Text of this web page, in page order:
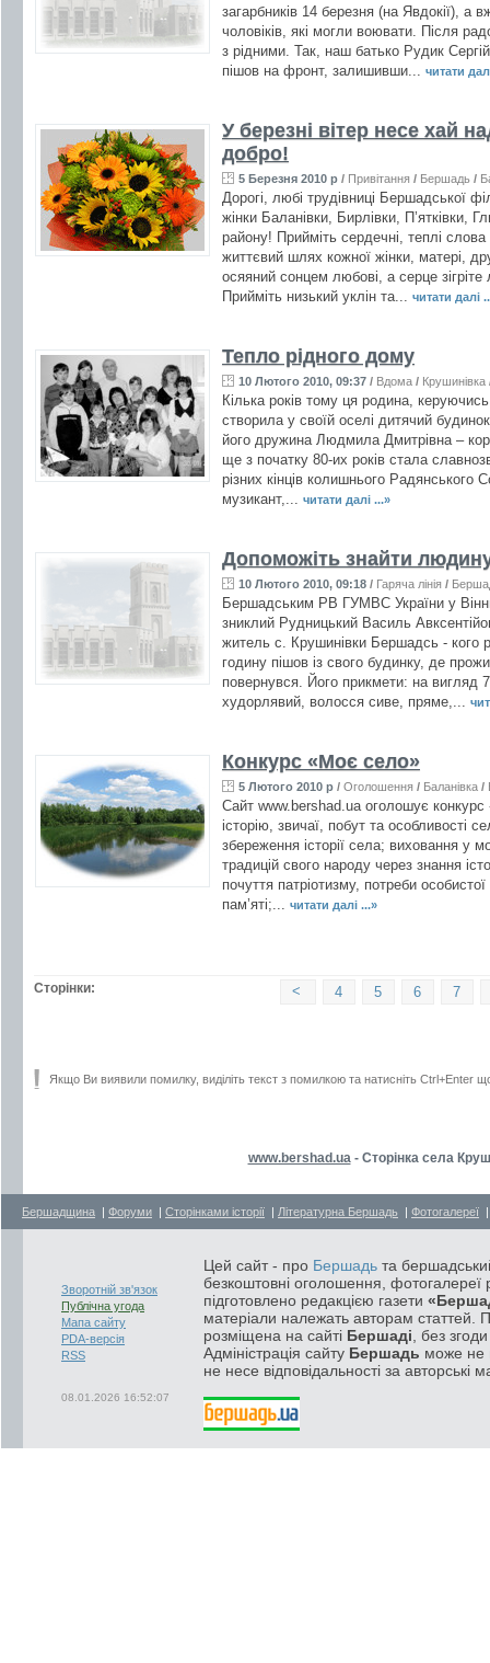
загарбників 14 березня (на Явдокії), а
чоловіків, які могли воювати. Після
з рідними. Так, наш батько Рудик
пішов на фронт, залишивши... читати
У березні вітер несе хай
добро!
5 Березня 2010 р / Привітання / Бершадь /
Дорогі, любі трудівниці Бершадської
жінки Баланівки, Бирлівки, П’ятківки,
району! Прийміть сердечні, теплі
життєвий шлях кожної жінки, матері,
осяяний сонцем любові, а серце
Прийміть низький уклін та... читати далі
Тепло рідного дому
10 Лютого 2010, 09:37 / Вдома / Крушинівка
Кілька років тому ця родина,
створила у своїй оселі дитячий
його дружина Людмила Дмитрівна –
ще з початку 80-их років стала
різних кінців колишнього Радянського
музикант,... читати далі ...»
Допоможіть знайти
10 Лютого 2010, 09:18 / Гаряча лінія /
Бершадським РВ ГУМВС України у
зниклий Рудницький Василь
житель с. Крушинівки Бершадсь - кого
годину пішов із свого будинку, де
повернувся. Його прикмети: на вигляд
худорлявий, волосся сиве, пряме,...
Конкурс «Моє село»
5 Лютого 2010 р / Оголошення / Баланівка /
Сайт www.bershad.ua оголошує
історію, звичаї, побут та особливості
збереження історії села; виховання у
традицій свого народу через знання
почуття патріотизму, потреби
пам’яті;... читати далі ...»
Сторінки: 7
6
5
4
<
Якщо Ви виявили помилку, виділіть текст з помилкою та натисніть Ctrl+Enter
www.bershad.ua - Сторінка села
Бершадщина | Форуми | Сторінками історії | Літературна Бершадь | Фотогалереї
Зворотній зв'язок
Публічна угода
Мапа сайту
PDA-версія
RSS
08.01.2026 16:52:07
Цей сайт - про Бершадь та
безкоштовні оголошення, фотогалереї
підготовлено редакцією газети
матеріали належать авторам статтей.
розміщена на сайті Бершаді , без
Адміністрація сайту Бершадь може не
не несе відповідальності за авторські